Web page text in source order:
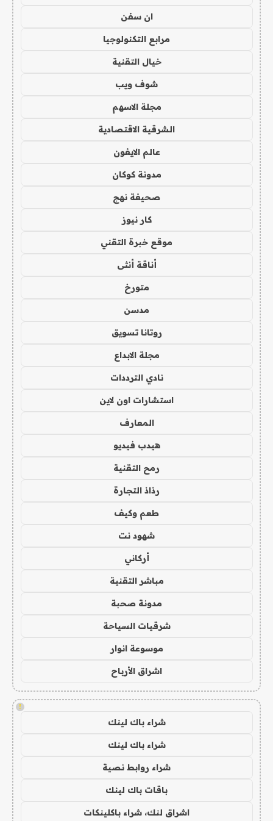
ان سفن
مرابع التكنولوجيا
خيال التقنية
شوف ويب
مجلة الاسهم
الشرقية الاقتصادية
عالم الايفون
مدونة كوكان
صحيفة نهج
كار نيوز
موقع خبرة التقني
أناقة أنثى
متورخ
مدسن
روتانا تسويق
مجلة الابداع
نادي الترددات
استشارات اون لاين
المعارف
هيدب فيديو
رمح التقنية
رذاذ التجارة
طعم وكيف
شهود نت
أركاني
مباشر التقنية
مدونة صحبة
شرقيات السياحة
موسوعة انوار
اشراق الأرباح
!
شراء باك لينك
شراء باك لينك
شراء روابط نصية
باقات باك لينك
اشراق لنك، شراء باكلينكات